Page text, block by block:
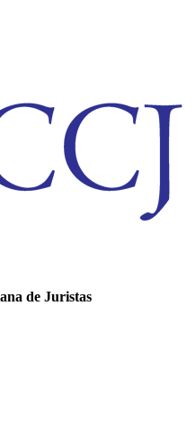
de Juristas